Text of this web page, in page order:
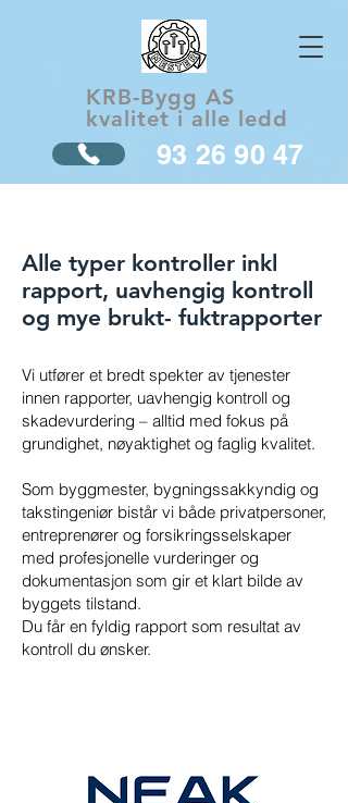
KRB-Bygg AS
kvalitet i alle ledd
93 26 90 47
Alle typer kontroller inkl
rapport, uavhengig kontroll
og mye brukt- fuktrapporter
Vi utfører et bredt spekter av tjenester
innen rapporter, uavhengig kontroll og
skadevurdering – alltid med fokus på
grundighet, nøyaktighet og faglig kvalitet.
Som byggmester, bygningssakkyndig og
takstingeniør bistår vi både privatpersoner,
entreprenører og forsikringsselskaper
med profesjonelle vurderinger og
dokumentasjon som gir et klart bilde av
byggets tilstand.
Du får en fyldig rapport som resultat av
kontroll du ønsker.